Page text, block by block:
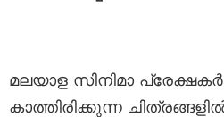
മലയാള സിനിമാ
കാത്തിരിക്കുന്ന